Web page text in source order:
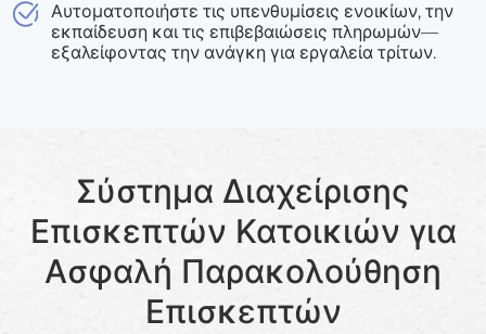
Αυτοματοποιήστε τις υπενθυμίσεις ενοικίων, την
εκπαίδευση και τις επιβεβαιώσεις πληρωμών—
εξαλείφοντας την ανάγκη για εργαλεία τρίτων.
Σύστημα Διαχείρισης
Επισκεπτών Κατοικιών για
Ασφαλή Παρακολούθηση
Επισκεπτών